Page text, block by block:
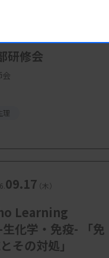
研修会
理
09.17（木）
Learning
化学・免疫- 「免
その対処」